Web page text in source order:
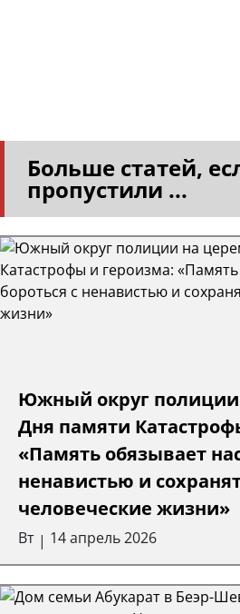
Больше статей,
пропустили ...
Южный округ
Дня памяти
«Память обязывает
ненавистью и
человеческие жизни»
Вт | 14 апрель 2026